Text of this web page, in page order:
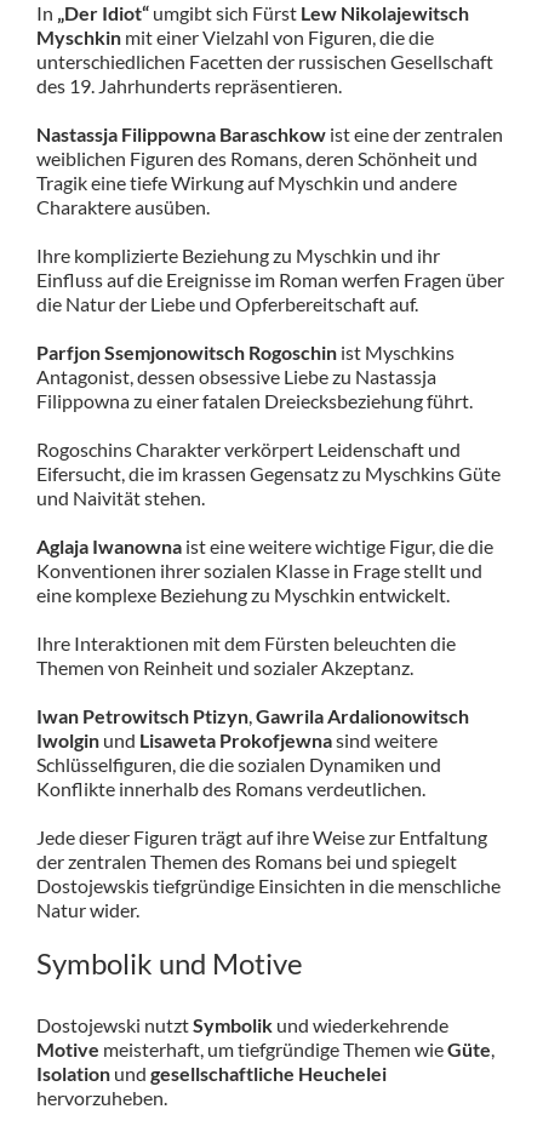
In „Der Idiot“umgibt sich Fürst Lew Nikolajewitsch
Myschkinmit einer Vielzahl von Figuren, die die
unterschiedlichen Facetten der russischen Gesellschaft
des 19. Jahrhunderts repräsentieren.
Nastassja Filippowna Baraschkowist eine der zentralen
weiblichen Figuren des Romans, deren Schönheit und
Tragik eine tiefe Wirkung auf Myschkin und andere
Charaktere ausüben.
Ihre komplizierte Beziehung zu Myschkin und ihr
Einfluss auf die Ereignisse im Roman werfen Fragen über
die Natur der Liebe und Opferbereitschaft auf.
Parfjon Ssemjonowitsch Rogoschinist Myschkins
Antagonist, dessen obsessive Liebe zu Nastassja
Filippowna zu einer fatalen Dreiecksbeziehung führt.
Rogoschins Charakter verkörpert Leidenschaft und
Eifersucht, die im krassen Gegensatz zu Myschkins Güte
und Naivität stehen.
Aglaja Iwanownaist eine weitere wichtige Figur, die die
Konventionen ihrer sozialen Klasse in Frage stellt und
eine komplexe Beziehung zu Myschkin entwickelt.
Ihre Interaktionen mit dem Fürsten beleuchten die
Themen von Reinheit und sozialer Akzeptanz.
Iwan Petrowitsch Ptizyn,Gawrila Ardalionowitsch
Iwolginund Lisaweta Prokofjewnasind weitere
Schlüsselfiguren, die die sozialen Dynamiken und
Konflikte innerhalb des Romans verdeutlichen.
Jede dieser Figuren trägt auf ihre Weise zur Entfaltung
der zentralen Themen des Romans bei und spiegelt
Dostojewskis tiefgründige Einsichten in die menschliche
Natur wider.
Symbolik und Motive
Dostojewski nutztSymbolikund wiederkehrende
Motive meisterhaft, um tiefgründige Themen wieGüte
Isolationund gesellschaftliche Heuchelei
hervorzuheben.